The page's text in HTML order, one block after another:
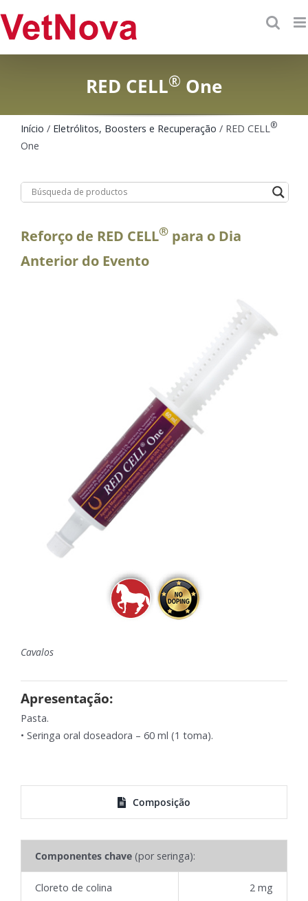
to
content
RED CELL® One
Início / Eletrólitos, Boosters e Recuperação / RED CELL®
One
Reforço de RED CELL® para o Dia
Anterior do Evento
Cavalos
Apresentação:
Pasta.
• Seringa oral doseadora – 60 ml (1 toma).
Composição
Componentes chave (por seringa):
Cloreto de colina 2 mg